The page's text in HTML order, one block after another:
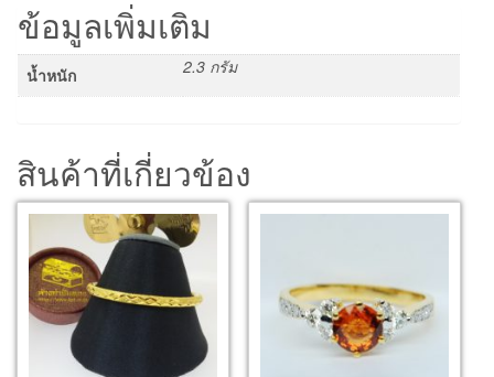
ข้อมูลเพิ่มเติม
น้ำหนัก 2.3 กรัม
สินค้าที่เกี่ยวข้อง